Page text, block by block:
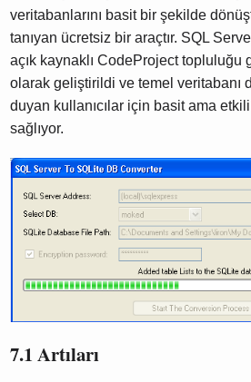
veritabanlarını basit bir şekilde
tanıyan ücretsiz bir araçtır. SQL
açık kaynaklı CodeProject topluluğu
olarak geliştirildi ve temel veritabanı
duyan kullanıcılar için basit ama
sağlıyor.
7.1 Artıları